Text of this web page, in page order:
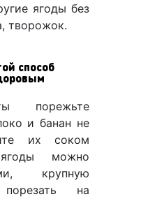
ягоды без
творожок.
способ
порежьте
и банан не
их соком
можно
крупную
на